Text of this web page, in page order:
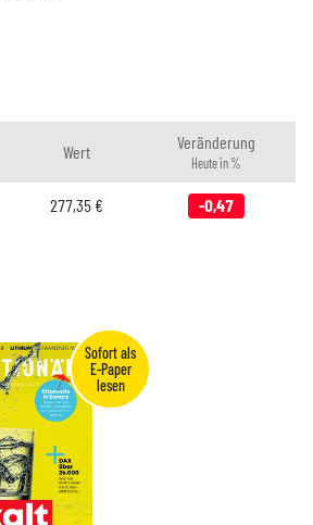
Wert Veränderung
Heute in %
277,35 € -0,47